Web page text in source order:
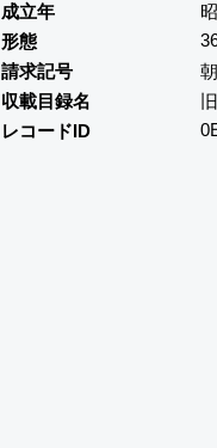
成立年
形態
請求記号
収載目録名
レコードID